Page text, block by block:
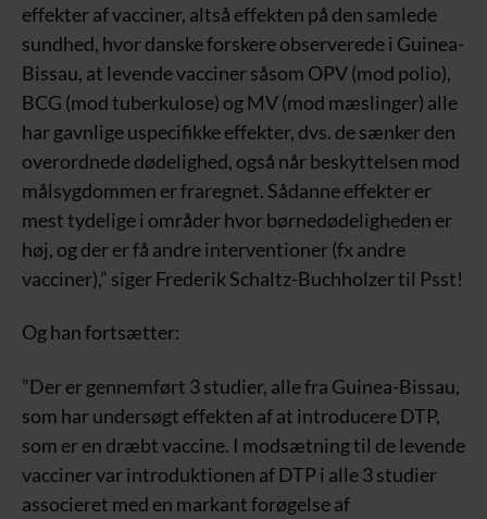
effekter af vacciner, altså effekten på den samlede
sundhed, hvor danske forskere observerede i Guinea-
Bissau, at levende vacciner såsom OPV (mod polio),
BCG (mod tuberkulose) og MV (mod mæslinger) alle
har gavnlige uspecifikke effekter, dvs. de sænker den
overordnede dødelighed, også når beskyttelsen mod
målsygdommen er fraregnet. Sådanne effekter er
mest tydelige i områder hvor børnedødeligheden er
høj, og der er få andre interventioner (fx andre
vacciner),” siger Frederik Schaltz-Buchholzer til Psst!
Og han fortsætter:
”Der er gennemført 3 studier, alle fra Guinea-Bissau,
som har undersøgt effekten af at introducere DTP,
som er en dræbt vaccine. I modsætning til de levende
vacciner var introduktionen af DTP i alle 3 studier
associeret med en markant forøgelse af